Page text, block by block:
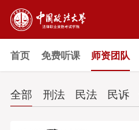
首页 免费听课 师资团队
全部 刑法 民法 民诉